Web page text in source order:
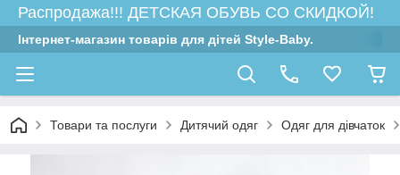
Распродажа!!! ДЕТСКАЯ ОБУВЬ СО СКИДКОЙ!
Інтернет-магазин товарів для дітей Style-Baby.
Товари та послуги Дитячий одяг Одяг для дівчаток